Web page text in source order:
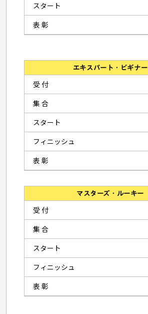
スタート
表 彰
エキスパート・ビギナー
受 付
集 合
スタート
フィニッシュ
表 彰
マスターズ・ルーキー
受 付
集 合
スタート
フィニッシュ
表 彰